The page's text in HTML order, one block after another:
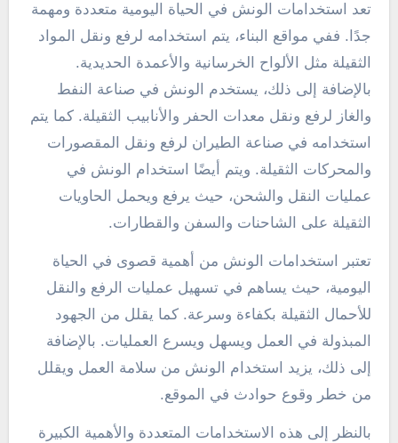
تعد استخدامات الونش في الحياة اليومية متعددة ومهمة
جدًا. ففي مواقع البناء، يتم استخدامه لرفع ونقل المواد
الثقيلة مثل الألواح الخرسانية والأعمدة الحديدية.
بالإضافة إلى ذلك، يستخدم الونش في صناعة النفط
والغاز لرفع ونقل معدات الحفر والأنابيب الثقيلة. كما يتم
استخدامه في صناعة الطيران لرفع ونقل المقصورات
والمحركات الثقيلة. ويتم أيضًا استخدام الونش في
عمليات النقل والشحن، حيث يرفع ويحمل الحاويات
الثقيلة على الشاحنات والسفن والقطارات.
تعتبر استخدامات الونش من أهمية قصوى في الحياة
اليومية، حيث يساهم في تسهيل عمليات الرفع والنقل
للأحمال الثقيلة بكفاءة وسرعة. كما يقلل من الجهود
المبذولة في العمل ويسهل ويسرع العمليات. بالإضافة
إلى ذلك، يزيد استخدام الونش من سلامة العمل ويقلل
من خطر وقوع حوادث في الموقع.
بالنظر إلى هذه الاستخدامات المتعددة والأهمية الكبيرة